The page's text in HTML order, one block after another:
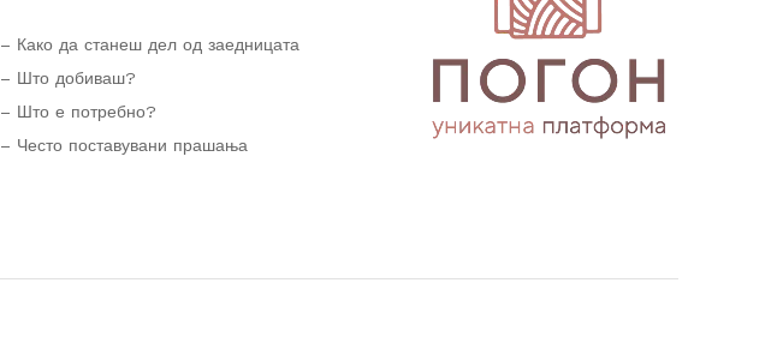
– Како да станеш дел од заедницата
– Што добиваш?
– Што е потребно?
– Често поставувани прашања